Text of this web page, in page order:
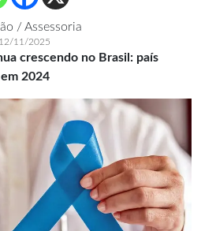
/ Assessoria
12/11/2025
crescendo no Brasil: país
2024